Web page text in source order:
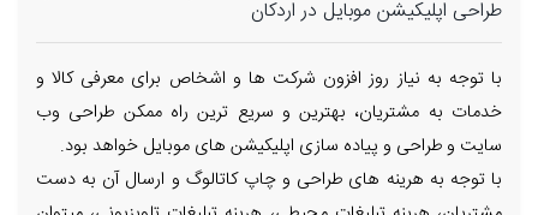
طراحی اپلیکیشن موبایل در اردکان
با توجه به نیاز روز افزون شرکت ها و اشخاص برای معرفی کالا و
خدمات به مشتریان، بهترین و سریع ترین راه ممکن طراحی وب
سایت و طراحی و پیاده سازی اپلیکیشن های موبایل خواهد بود.
با توجه به هرینه های طراحی و چاپ کاتالوگ و ارسال آن به دست